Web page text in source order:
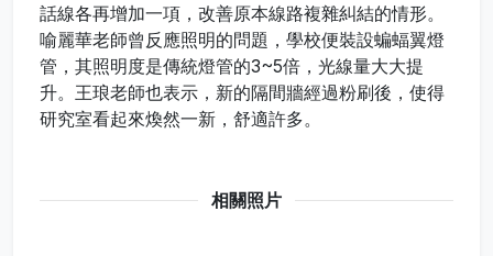
話線各再增加一項，改善原本線路複雜糾結的情形。
喻麗華老師曾反應照明的問題，學校便裝設蝙蝠翼燈
管，其照明度是傳統燈管的3~5倍，光線量大大提
升。王琅老師也表示，新的隔間牆經過粉刷後，使得
研究室看起來煥然一新，舒適許多。
相關照片